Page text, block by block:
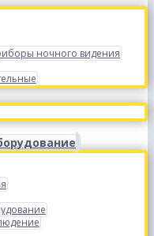
ночного видения